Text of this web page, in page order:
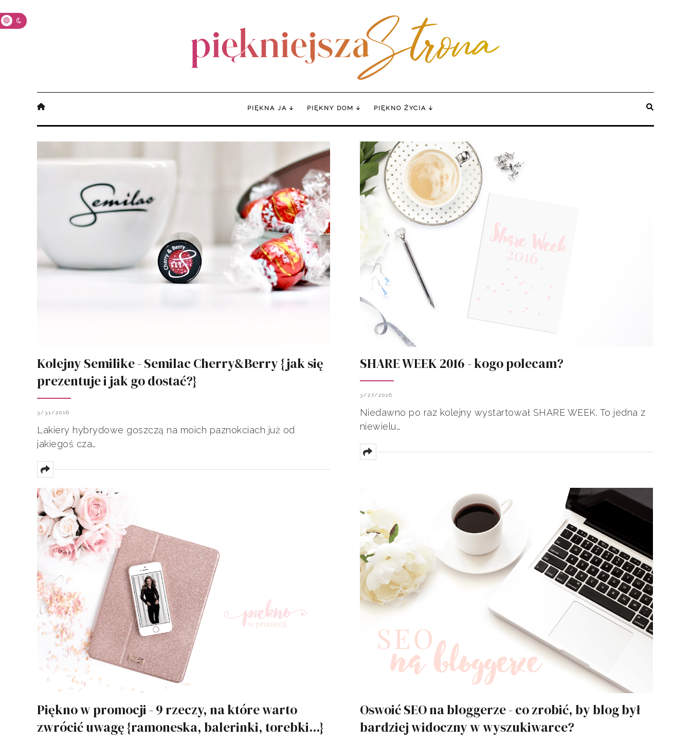
PIĘKNA JA PIĘKNY DOM PIĘKNO ŻYCIA
Kolejny Semilike - Semilac Cherry&Berry {jak się
prezentuje i jak go dostać?}
3/31/2016
Lakiery hybrydowe goszczą na moich paznokciach już od
jakiegoś cza…
SHARE WEEK 2016 - kogo polecam?
3/27/2016
Niedawno po raz kolejny wystartował SHARE WEEK. To jedna z
niewielu…
Piękno w promocji - 9 rzeczy, na które warto
zwrócić uwagę {ramoneska, balerinki, torebki...}
Oswoić SEO na bloggerze - co zrobić, by blog był
bardziej widoczny w wyszukiwarce?